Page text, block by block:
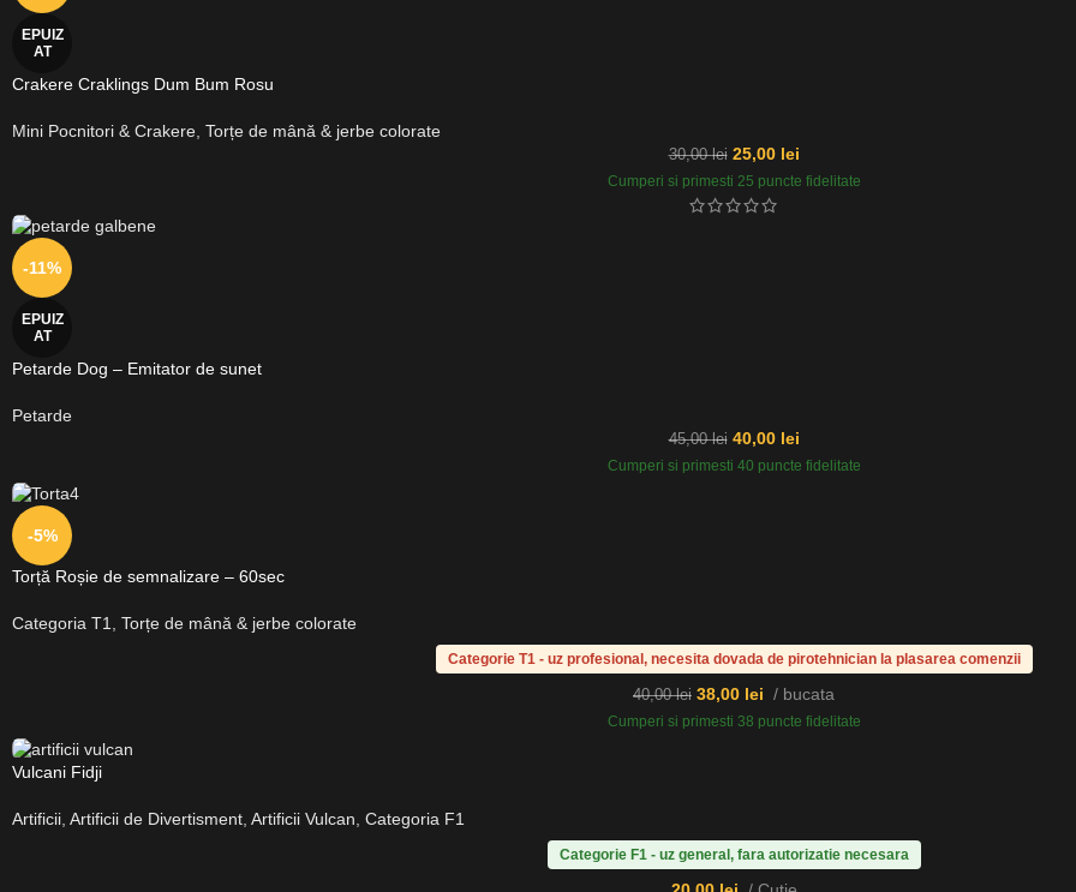
EPUIZ
AT
Crakere Craklings Dum Bum Rosu
Mini Pocnitori & Crakere, Torțe de mână & jerbe colorate
30,00lei 25,00 lei
Cumperi si primesti 25 puncte fidelitate
-11%
EPUIZ
AT
Petarde Dog – Emitator de sunet
Petarde
45,00lei 40,00 lei
Cumperi si primesti 40 puncte fidelitate
-5%
Torță Roșie de semnalizare – 60sec
Categoria T1 Torțe de mână & jerbe colorate
Categorie T1 - uz profesional, necesita dovada de pirotehnician la plasarea comenzii
40,00lei 38,00 lei bucata
Cumperi si primesti 38 puncte fidelitate
Vulcani Fidji
Artificii Artificii de Divertisment Artificii Vulcan Categoria F1
Categorie F1 - uz general, fara autorizatie necesara